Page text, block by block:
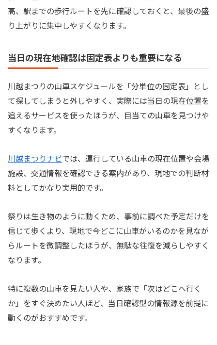
高、駅までの歩行ルートを先に確認しておくと、最後の盛
り上がりに集中しやすくなります。
当日の現在地確認は固定表よりも重要になる
川越まつりの山車スケジュールを「分単位の固定表」とし
て探してしまうと外しやすく、実際には当日の現在位置を
追えるサービスを使ったほうが、目当ての山車を見つけや
すくなります。
川越まつりナビでは、運行している山車の現在位置や会場
施設、交通情報を確認できる案内があり、現地での判断材
料としてかなり実用的です。
祭りは生き物のように動くため、事前に調べた予定だけを
信じて歩くより、現地で今どこに山車がいるのかを見なが
らルートを微調整したほうが、無駄な往復を減らしやすく
なります。
特に複数の山車を見たい人や、家族で「次はどこへ行く
か」をすぐ決めたい人ほど、当日確認型の情報源を前提に
動くのがおすすめです。